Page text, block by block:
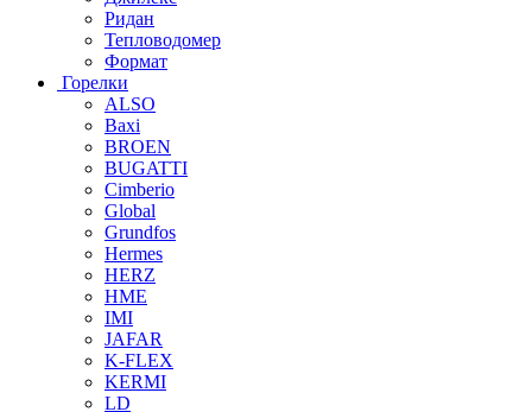
Ридан
Тепловодомер
Формат
Горелки
ALSO
Baxi
BROEN
BUGATTI
Cimberio
Global
Grundfos
Hermes
HERZ
HME
IMI
JAFAR
K-FLEX
KERMI
LD